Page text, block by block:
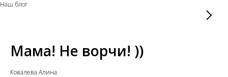
Наш блог
Мама! Не ворчи! ))
Ковалева Алина